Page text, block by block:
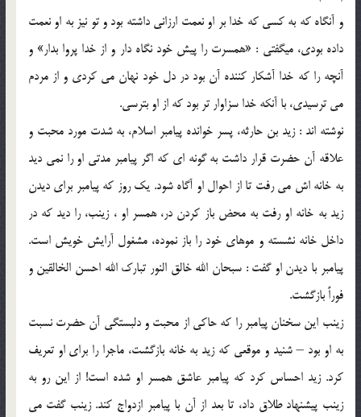
و آنگاه كه به كسي كه خدا بر او نعمت ارزاني داشته بود و تو نيز به او نعمت
داده بودي، ميگفتي : «همسرت را پيش خود نگاه دار و از خدا پروا بدار» و
آنچه را كه خدا آشكار كننده آن بود در دل خود نهان مي كردي و از مردم
مي ترسيدي، با آنكه خدا سزاوار تر بود كه از او بترسي.
نوشته اند : زيد بن حارثه، پسر خوانده پيامبر اسلام، به شدت مورد محبت و
علاقه آن حضرت قرار داشت به گونه اي كه اگر پيامبر مدتي او را نمي ديد
به خانه اش مي رفت تا از احوال او آگاه شود. يك روز كه پيامبر براي ديدن
زيد به خانه او رفت به محض باز كردن در، همسر او ، زينب، را ديد كه در
داخل خانه نشسته و موهاي خود را باز نموده، مشغول آرايش خويش است.
پيامبر با ديدن او گفت : سبحان الله خالق النور تبارك الله احسن الخالقين و
فوراً بازگشت.
زينب اين سخنان پيامبر را كه حاكي از محبت و دلبستگي آن حضرت نسبت
به او بود – شنيد و موقعي كه زيد به خانه بازگشت، ماجرا را براي او تعريف
كرد. زيد احساس كرد كه پيامبر عاشق همسر او شده است! از اين رو به
زينب پيشنهاد طلاق داد، تا بعد از آن با پيامبر ازدواج كند. زينب گفت مي